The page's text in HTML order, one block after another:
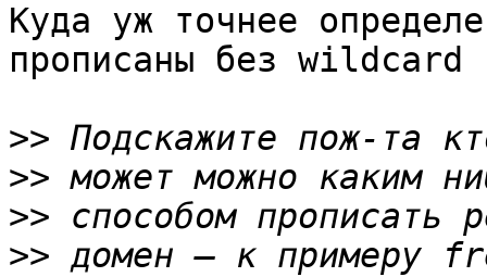
Куда уж точнее
прописаны без wildcard
>>
>>
>>
>>